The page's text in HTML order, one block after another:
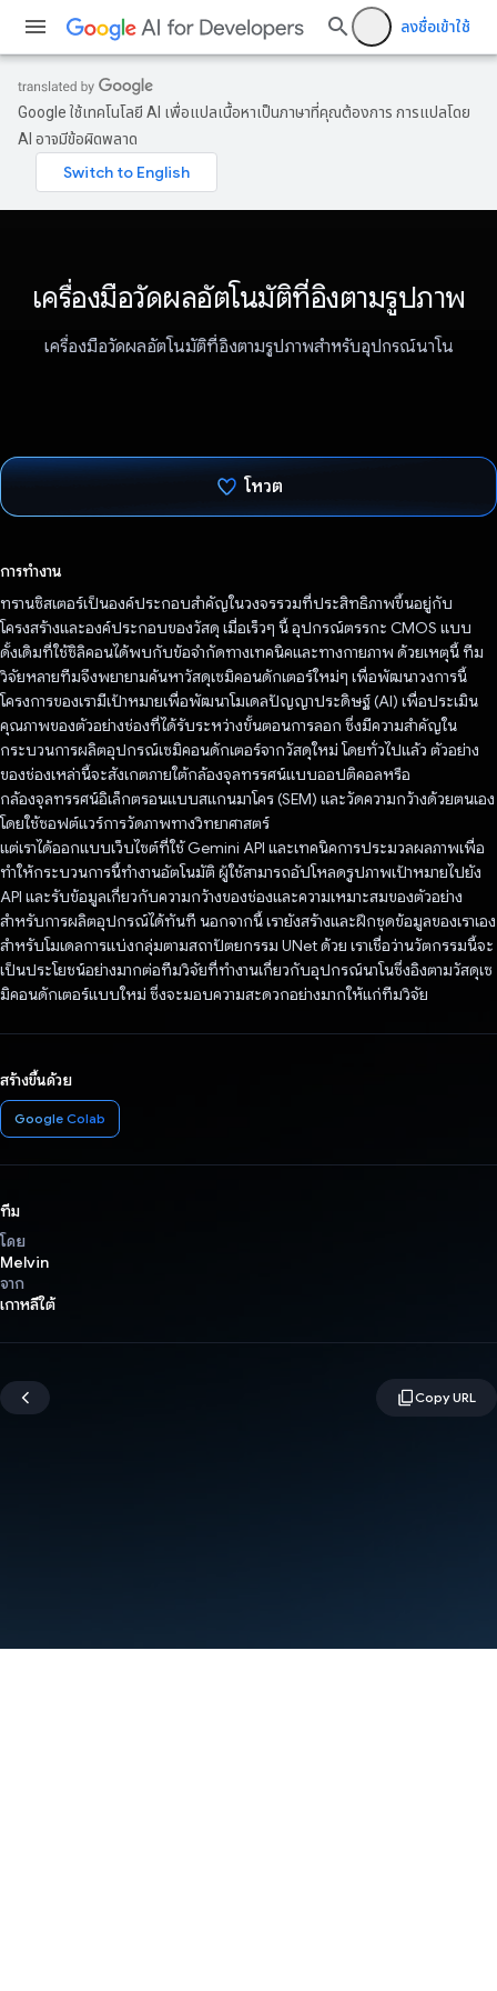
ลงชื่อเข้าใช้
Google ใช้เทคโนโลยี AI เพื่อแปลเนื้อหาเป็นภาษาที่คุณต้องการ การแปลโดย
AI อาจมีข้อผิดพลาด
เครื่องมือวัดผลอัตโนมัติที่อิงตามรูปภาพ
เครื่องมือวัดผลอัตโนมัติที่อิงตามรูปภาพสำหรับอุปกรณ์นาโน
โหวต
การทำงาน
ทรานซิสเตอร์เป็นองค์ประกอบสําคัญในวงจรรวมที่ประสิทธิภาพขึ้นอยู่กับ
โครงสร้างและองค์ประกอบของวัสดุ เมื่อเร็วๆ นี้ อุปกรณ์ตรรกะ CMOS แบบ
ดั้งเดิมที่ใช้ซิลิคอนได้พบกับข้อจำกัดทางเทคนิคและทางกายภาพ ด้วยเหตุนี้ ทีม
วิจัยหลายทีมจึงพยายามค้นหาวัสดุเซมิคอนดักเตอร์ใหม่ๆ เพื่อพัฒนาวงการนี้
โครงการของเรามีเป้าหมายเพื่อพัฒนาโมเดลปัญญาประดิษฐ์ (AI) เพื่อประเมิน
คุณภาพของตัวอย่างช่องที่ได้รับระหว่างขั้นตอนการลอก ซึ่งมีความสำคัญใน
กระบวนการผลิตอุปกรณ์เซมิคอนดักเตอร์จากวัสดุใหม่ โดยทั่วไปแล้ว ตัวอย่าง
ของช่องเหล่านี้จะสังเกตภายใต้กล้องจุลทรรศน์แบบออปติคอลหรือ
กล้องจุลทรรศน์อิเล็กตรอนแบบสแกนมาโคร (SEM) และวัดความกว้างด้วยตนเอง
โดยใช้ซอฟต์แวร์การวัดภาพทางวิทยาศาสตร์
แต่เราได้ออกแบบเว็บไซต์ที่ใช้ Gemini API และเทคนิคการประมวลผลภาพเพื่อ
ทำให้กระบวนการนี้ทำงานอัตโนมัติ ผู้ใช้สามารถอัปโหลดรูปภาพเป้าหมายไปยัง
API และรับข้อมูลเกี่ยวกับความกว้างของช่องและความเหมาะสมของตัวอย่าง
สำหรับการผลิตอุปกรณ์ได้ทันที นอกจากนี้ เรายังสร้างและฝึกชุดข้อมูลของเราเอง
สำหรับโมเดลการแบ่งกลุ่มตามสถาปัตยกรรม UNet ด้วย เราเชื่อว่านวัตกรรมนี้จะ
เป็นประโยชน์อย่างมากต่อทีมวิจัยที่ทำงานเกี่ยวกับอุปกรณ์นาโนซึ่งอิงตามวัสดุเซ
มิคอนดักเตอร์แบบใหม่ ซึ่งจะมอบความสะดวกอย่างมากให้แก่ทีมวิจัย
สร้างขึ้นด้วย
Google Colab
ทีม
โดย
Melvin
จาก
เกาหลีใต้